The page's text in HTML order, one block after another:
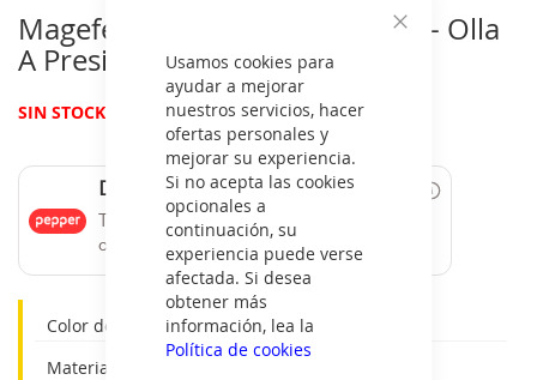
Usamos cookies para
ayudar a mejorar
nuestros servicios, hacer
ofertas personales y
mejorar su experiencia.
Si no acepta las cookies
opcionales a
continuación, su
experiencia puede verse
afectada. Si desea
obtener más
información, lea la
Política de cookies
Magefesa STAR BOMBEADA 6L - Olla
A Presion 6 Litros
SIN STOCK (6 reviews)
Date un capricho
Tus compras de 60€ a 2000€ financiadas
con Pepper.
Color del producto: Negro, Acero inoxidable.
Material de la carcasa: Acero inoxidable.
de
la
de